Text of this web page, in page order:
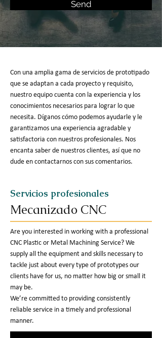
Send
Con una amplia gama de servicios de prototipado
que se adaptan a cada proyecto y requisito,
nuestro equipo cuenta con la experiencia y los
conocimientos necesarios para lograr lo que
necesita. Díganos cómo podemos ayudarle y le
garantizamos una experiencia agradable y
satisfactoria con nuestros profesionales. Nos
encanta saber de nuestros clientes, así que no
dude en contactarnos con sus comentarios.
Servicios profesionales
Mecanizado CNC
Are you interested in working with a professional
CNC Plastic or Metal Machining Service? We
supply all the equipment and skills necessary to
tackle just about every type of prototypes our
clients have for us, no matter how big or small it
may be.
We’re committed to providing consistently
reliable service in a timely and professional
manner.